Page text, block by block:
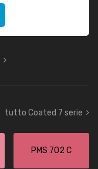
tutto Coated 7 serie
PMS 702 C